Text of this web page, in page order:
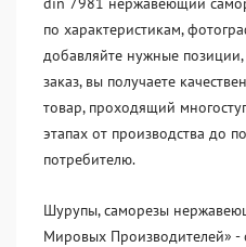
по характеристикам,
добавляйте нужные
заказ, вы получаете
товар, проходящий
этапах от производства до
потребителю.
Шурупы, саморезы
Мировых Производителей»